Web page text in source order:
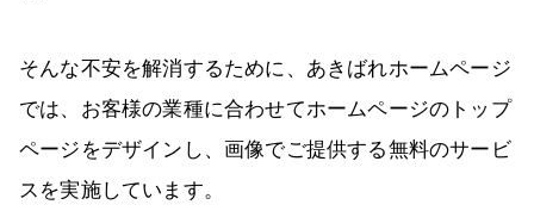
そんな不安を解消するために、あきばれホームページ
では、お客様の業種に合わせてホームページのトップ
ページをデザインし、画像でご提供する無料のサービ
スを実施しています。